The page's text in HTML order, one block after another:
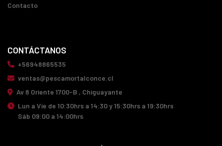
Contacto
CONTÁCTANOS
+56948865535
ventas@pescamortalconce.cl
Av 8 Oriente 1700-B , Chiguayante
Lun a Vie de 10:30hrs a 14:30 y 15:30hrs a 19:30hrs
Sáb 09:00 a 14:00hrs